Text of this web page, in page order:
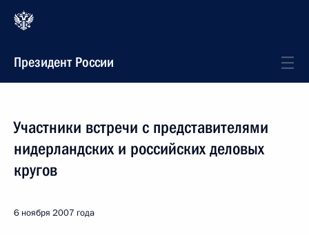
Президент России
Участники встречи с представителями
нидерландских и российских деловых
кругов
6 ноября 2007 года